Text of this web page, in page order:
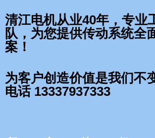
清江电机从业40年，专业
队，为您提供传动系统全
案！
为客户创造价值是我们不
电话 13337937333